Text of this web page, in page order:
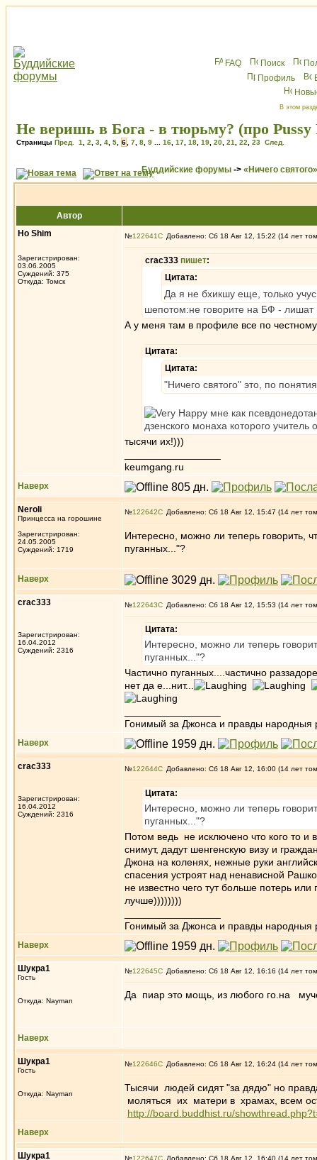
FAQ Поиск
Профиль
В этом
Не веришь в Бога - в тюрьму? (про Pussy
Страницы Пред. 1 2 3 4 5 6 7 8 9 16 17 18 19 20 21 22 23 След.
Буддийские форумы -> «Ничего святого»
Автор
Ho Shim
Зарегистрирован:
03.06.2005
Суждений: 375
Откуда: Томск
№122641 Добавлено: Сб 18 Авг 12, 15:22 (14 лет
crac333 пишет:
Цитата:
Да я не бхикшу еще, только
шепотом:не говорите на БФ - лишат
А у меня там в профиле все по
Цитата:
Цитата:
"Ничего святого" это, по
мне как
дзенского монаха которого
тысячи их!)))
keumgang.ru
Наверх
Neroli
Принцесса на горошине
Зарегистрирован:
24.05.2005
Суждений: 1719
№122642 Добавлено: Сб 18 Авг 12, 15:47 (14 лет
Интересно, можно ли теперь говорить,
пуганных..."?
Наверх
crac333
Зарегистрирован:
16.04.2012
Суждений: 2316
№122643 Добавлено: Сб 18 Авг 12, 15:53 (14 лет
Цитата:
Интересно, можно ли теперь
пуганных..."?
Частично пуганных....частично
нет да е...нит...
Гонимый за Джонса и правды народныя
Наверх
crac333
Зарегистрирован:
16.04.2012
Суждений: 2316
№122644 Добавлено: Сб 18 Авг 12, 16:00 (14 лет
Цитата:
Интересно, можно ли теперь
пуганных..."?
Потом ведь не исключено что кого то и
снимут, дадут шенгенскую визу и
Джона на коленях, нежные руки
спасения устроят над ненависной
не известно чего тут больше потерь
лучше))))))))
Гонимый за Джонса и правды народныя
Наверх
Шукра1
Гость
Откуда: Nayman
№122645 Добавлено: Сб 18 Авг 12, 16:16 (14 лет
Да пиар это мощь, из любого го.на
Наверх
Шукра1
Гость
Откуда: Nayman
№122646 Добавлено: Сб 18 Авг 12, 16:24 (14 лет
Тысячи людей сидят "за дядю" но
моляться их матери в храмах, всем
http://board.buddhist.ru/
Наверх
Шукра1 №122647 Добавлено: Сб 18 Авг 12, 16:40 (14 лет